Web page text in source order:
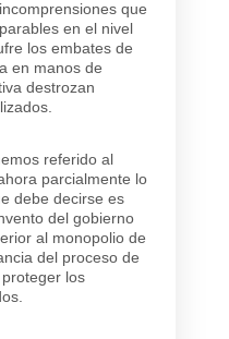
que
en el nivel
los embates de
en manos de
destrozan
referido al
parcialmente lo
debe decirse es
del gobierno
al monopolio de
del proceso de
los